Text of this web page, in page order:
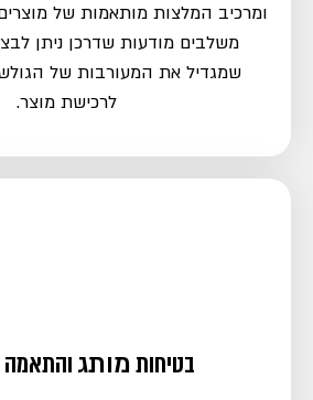
ומרכיב המלצות מותאמות של
משלבים מודעות שדרכן ניתן
שמגדיל את המעורבות של
לרכישת מוצר.
בטיחותמותג